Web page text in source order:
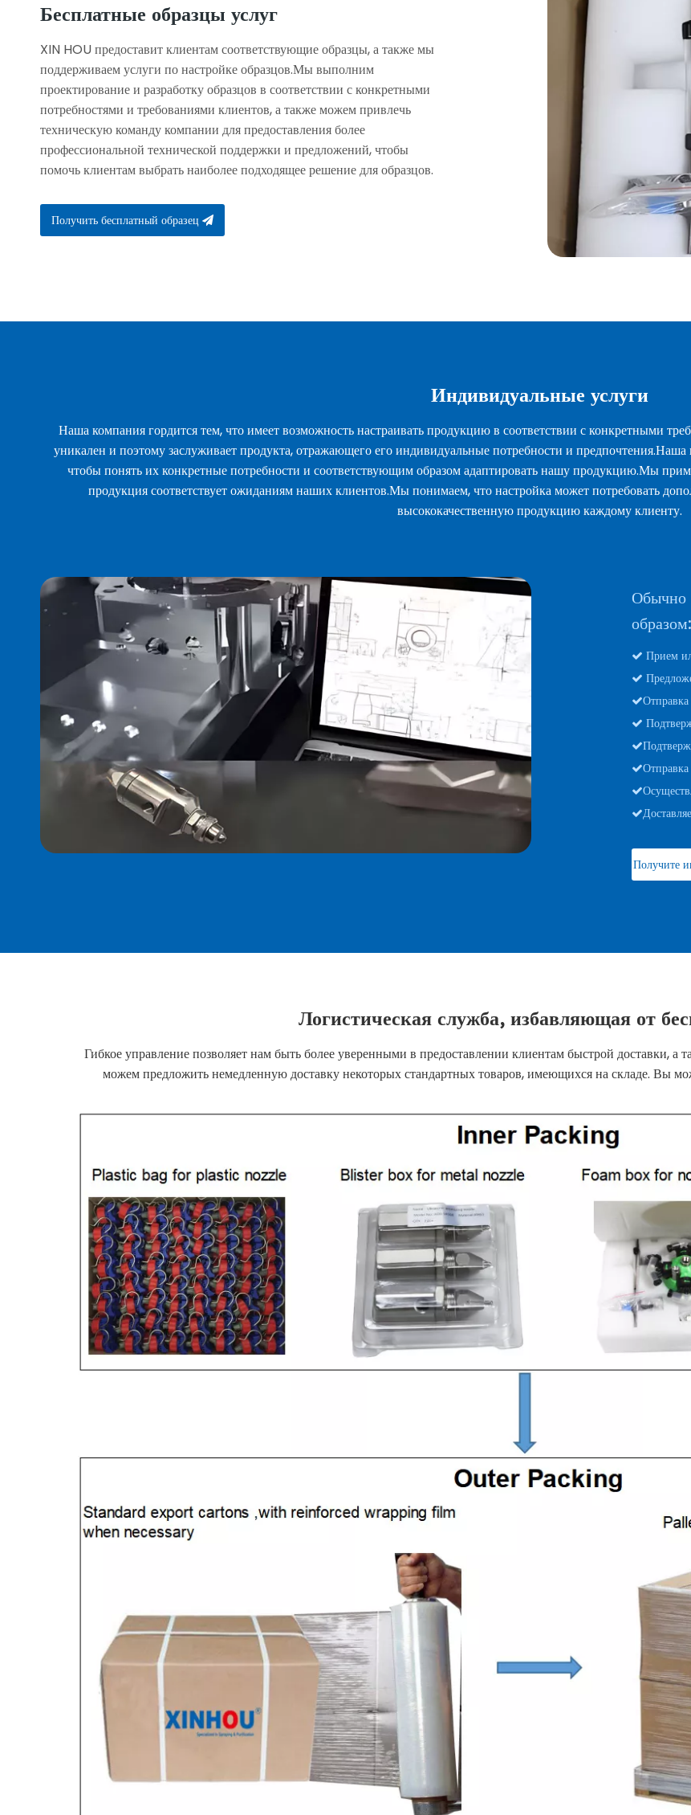
Бесплатные образцы услуг
XIN HOU предоставит клиентам соответствующие образцы, а также мы
поддерживаем услуги по настройке образцов.Мы выполним
проектирование и разработку образцов в соответствии с конкретными
потребностями и требованиями клиентов, а также можем привлечь
техническую команду компании для предоставления более
профессиональной технической поддержки и предложений, чтобы
помочь клиентам выбрать наиболее подходящее решение для образцов.
Получить бесплатный образец
Индивидуальные услуги
Наша компания гордится тем, что имеет возможность настраивать продукцию в соответствии с конкретными
уникален и поэтому заслуживает продукта, отражающего его индивидуальные потребности и
чтобы понять их конкретные потребности и соответствующим образом адаптировать нашу продукцию.Мы
продукция соответствует ожиданиям наших клиентов.Мы понимаем, что настройка может потребовать
высококачественную продукцию каждому клиенту.
Обычно
образом:
 Прием







Получите
Логистическая служба, избавляющая от
Гибкое управление позволяет нам быть более уверенными в предоставлении клиентам быстрой доставки,
можем предложить немедленную доставку некоторых стандартных товаров, имеющихся на складе. Вы